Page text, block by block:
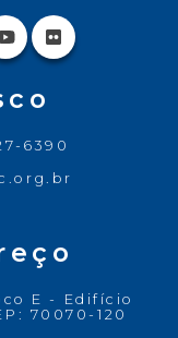
6390
E - Edifício
70070-120